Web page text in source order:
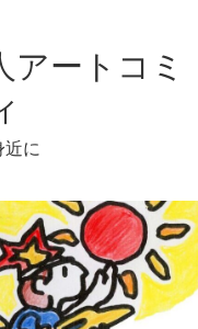
アートコミ
近に